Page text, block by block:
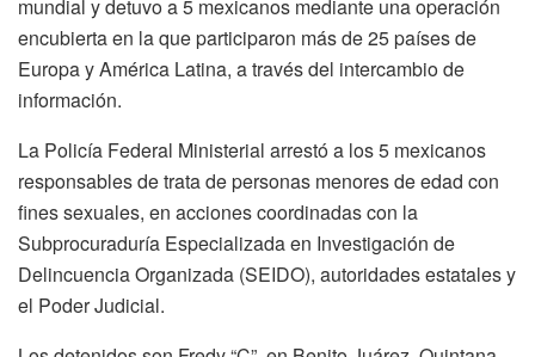
mundial y detuvo a 5 mexicanos mediante una operación
encubierta en la que participaron más de 25 países de
Europa y América Latina, a través del intercambio de
información.
La Policía Federal Ministerial arrestó a los 5 mexicanos
responsables de trata de personas menores de edad con
fines sexuales, en acciones coordinadas con la
Subprocuraduría Especializada en Investigación de
Delincuencia Organizada (SEIDO), autoridades estatales y
el Poder Judicial.